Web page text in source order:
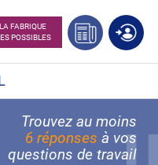
LA FABRIQUE
POSSIBLES
Trouvez au moins
6 réponses à vos
questions de travail